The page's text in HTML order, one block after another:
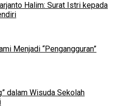
Halim: Surat Istri kepada
Menjadi “Pengangguran”
dalam Wisuda Sekolah